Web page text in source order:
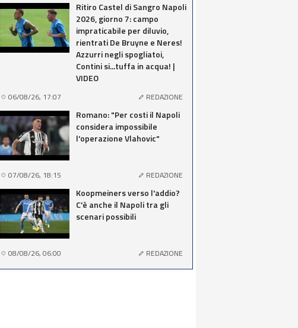
Ritiro Castel di Sangro Napoli
2026, giorno 7: campo
impraticabile per diluvio,
rientrati De Bruyne e Neres!
Azzurri negli spogliatoi,
Contini si...tuffa in acqua! |
VIDEO
06/08/26, 17:07 REDAZIONE
Romano: "Per costi il Napoli
considera impossibile
l'operazione Vlahovic"
07/08/26, 18:15 REDAZIONE
Koopmeiners verso l'addio?
C'è anche il Napoli tra gli
scenari possibili
08/08/26, 06:00 REDAZIONE